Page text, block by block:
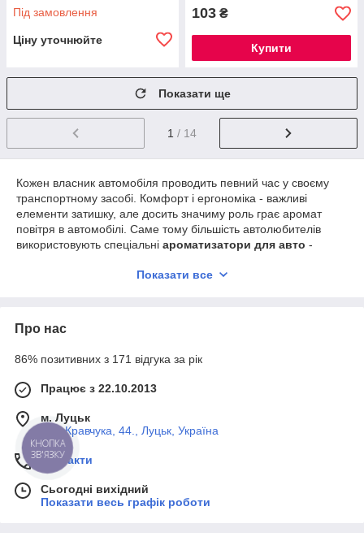
Під замовлення
Ціну уточнюйте
103 ₴
Купити
Показати ще
1 / 14
Кожен власник автомобіля проводить певний час у своєму
транспортному засобі. Комфорт і ергономіка - важливі
елементи затишку, але досить значиму роль грає аромат
повітря в автомобілі. Саме тому більшість автолюбителів
використовують спеціальні ароматизатори для авто -
На сьогоднішній день на ринку автомобільної хімії існує
велика кількість виробників ароматизаторів для автомобілів.
Крім того, на полицях кожного магазину автомобільних
Показати все
Про нас
86% позитивних з 171 відгука за рік
Працює з 22.10.2013
м. Луцьк
вул. Кравчука, 44., Луцьк, Україна
Контакти
Сьогодні вихідний
Показати весь графік роботи
КНОПКА
ЗВ'ЯЗКУ